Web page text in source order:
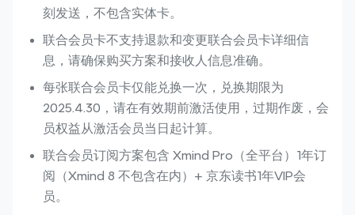
刻发送，不包含实体卡。
联合会员卡不支持退款和变更联合会员卡详细信
息，请确保购买方案和接收人信息准确。
每张联合会员卡仅能兑换一次，兑换期限为
2025.4.30，请在有效期前激活使用，过期作废，会
员权益从激活会员当日起计算。
联合会员订阅方案包含 Xmind Pro（全平台）1年订
阅（Xmind 8 不包含在内）+ 京东读书1年VIP会
员。